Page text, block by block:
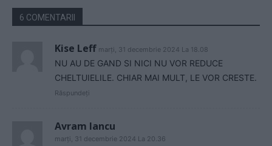
6 COMENTARII
Kise Leff marți, 31 decembrie 2024 La 18.08
NU AU DE GAND SI NICI NU VOR REDUCE
CHELTUIELILE. CHIAR MAI MULT, LE VOR CRESTE.
Răspundeți
Avram Iancu
marți, 31 decembrie 2024 La 20.36